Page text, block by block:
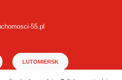
55.pl
LUTOMIERSK